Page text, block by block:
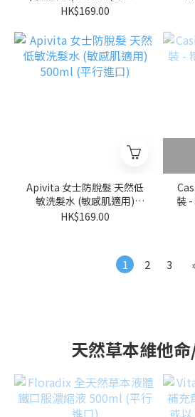
用) (平行進口)
HK$169.00
Apivita 女士防脫髮 天然低
敏洗髮水 (敏感肌適用)
500ml (平行進口)
HK$169.00
裝
1 2 3
天然草本維他